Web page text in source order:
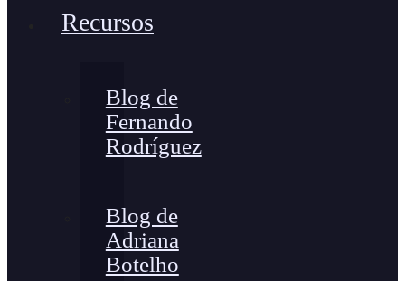
Recursos
Blog de
Fernando
Rodríguez
Blog de
Adriana
Botelho